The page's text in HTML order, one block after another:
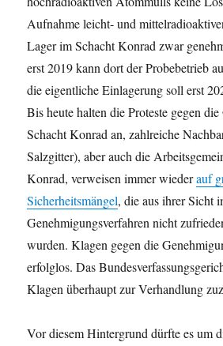
Aufnahme leicht- und
Lager im Schacht Konrad zwar
erst 2019 kann dort der Probebetrieb
die eigentliche Einlagerung soll erst
Bis heute halten die Proteste gegen
Schacht Konrad an, zahlreiche
Salzgitter), aber auch die
Konrad, verweisen immer wiederauf
Sicherheitsmängel, die aus ihrer Sicht
Genehmigungsverfahren nicht
wurden. Klagen gegen die
erfolglos. Das
Klagen überhaupt zur Verhandlung
Vor diesem Hintergrund dürfte es um